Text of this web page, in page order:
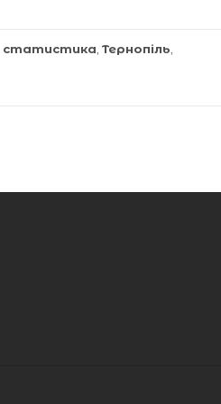
статистика, Тернопіль,